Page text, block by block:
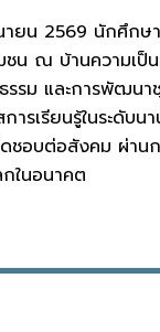
ยน 2569 นักศึก
น ณ บ้านความเ
รม และการพัฒนา
รเรียนรู้ในระดั
อบต่อสังคม ผ่า
ในอนาคต